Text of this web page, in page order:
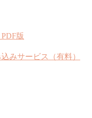
版
みサービス（有料）